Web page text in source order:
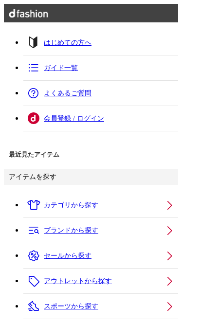
はじめての方へ
ガイド一覧
よくあるご質問
会員登録 / ログイン
最近見たアイテム
アイテムを探す
カテゴリから探す
ブランドから探す
セールから探す
アウトレットから探す
スポーツから探す